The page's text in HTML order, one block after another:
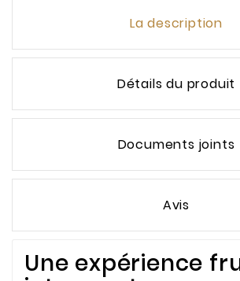
La description
Détails du produit
Documents joints
Avis
Une expérience